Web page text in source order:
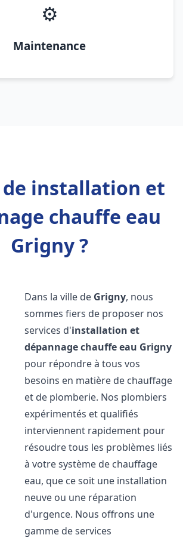
⚙️
Maintenance
de installation et
chauffe eau
Grigny ?
Dans la ville de Grigny, nous
sommes fiers de proposer nos
services d'installation et
dépannage chauffe eau Grigny
pour répondre à tous vos
besoins en matière de chauffage
et de plomberie. Nos plombiers
expérimentés et qualifiés
interviennent rapidement pour
résoudre tous les problèmes liés
à votre système de chauffage
eau, que ce soit une installation
neuve ou une réparation
d'urgence. Nous offrons une
gamme de services